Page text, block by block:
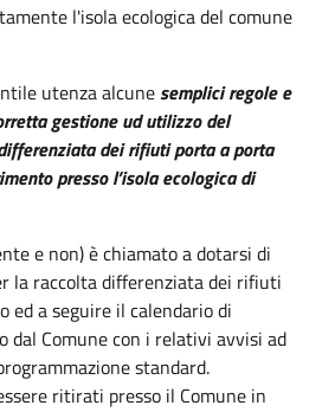
l'isola ecologica del comune
utenza alcunesemplici regole e
gestione ud utilizzo del
dei rifiuti porta a porta
presso l’isola ecologica di
e non) è chiamato a dotarsi di
la raccolta differenziata dei rifiuti
ed a seguire il calendario di
dal Comune con i relativi avvisi ad
standard.
ritirati presso il Comune in